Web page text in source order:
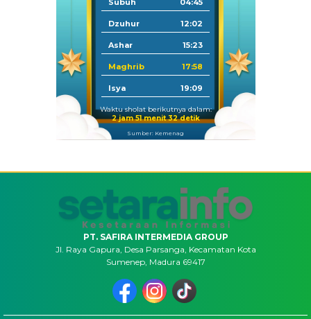
Dzuhur 12:02
Ashar 15:23
Maghrib 17:58
Isya 19:09
Waktu sholat berikutnya dalam:
2 jam 51 menit 31 detik
Sumber: Kemenag
PT. SAFIRA INTERMEDIA GROUP
Jl. Raya Gapura, Desa Parsanga, Kecamatan Kota
Sumenep, Madura 69417